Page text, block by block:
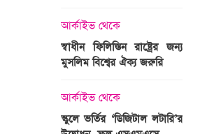
আর্কাইভ থেকে
স্বাধীন ফিলিস্তিন রাষ্ট্রের জন্য
মুসলিম বিশ্বের ঐক্য জরুরি
আর্কাইভ থেকে
স্কুলে ভর্তির ‘ডিজিটাল লটারি’র